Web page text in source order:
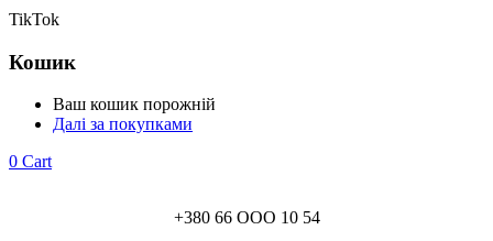
TikTok
Кошик
Ваш кошик порожній
Далі за покупками
0 Cart
+380 66 ООО 10 54